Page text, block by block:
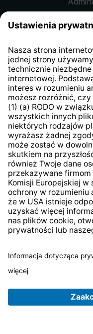
Klauzula
System
* Wszystkie ceny
TechniSat jest firmą